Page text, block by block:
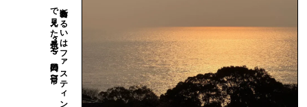
断食あ
る
い
は
フ
ァ
ス
テ
ィ
ン
グ
体験
で
見え
た
景色3
〜5
日間の
日常〜